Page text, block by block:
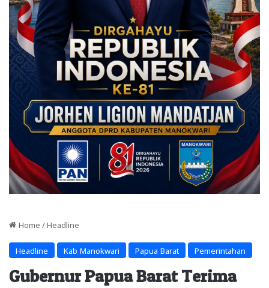
Home / Headline
Headline Kab Manokwari Papua Barat Pemerintahan
Gubernur Papua Barat Terima